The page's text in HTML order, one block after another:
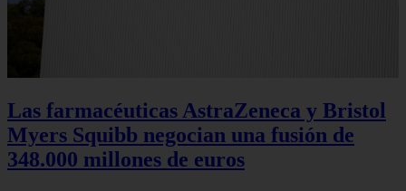
Las farmacéuticas AstraZeneca y Bristol
Myers Squibb negocian una fusión de
348.000 millones de euros